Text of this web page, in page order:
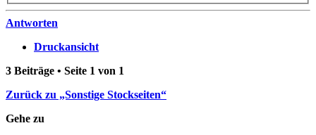
Antworten
Druckansicht
3 Beiträge • Seite 1 von 1
Zurück zu „Sonstige Stockseiten“
Gehe zu